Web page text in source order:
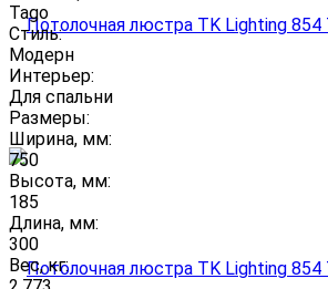
Tago
Стиль:
Модерн
Интерьер:
Для спальни
Размеры:
Ширина, мм:
750
Высота, мм:
185
Длина, мм:
300
Вес, кг: